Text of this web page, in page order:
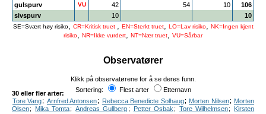
gulspurv
VU 42 54 10
106
sivspurv
10 10
SE=Svært høy risiko, CR=Kritisk truet , EN=Sterkt truet, LO=Lav risiko, NK=Ingen kjent
risiko, NR=Ikke vurdert, NT=Nær truet, VU=Sårbar
Observatører
Klikk på observatørene for å se deres funn.
Sortering:
Flest arter Etternavn
30 eller fler arter:
Tore Vang; Arnfred Antonsen; Rebecca Benedicte Solhaug; Morten Nilsen; Morten
Olsen; Mika Tomta; Andreas Gullberg ; Petter Osbak ; Tore Wilhelmsen;
Kirsten